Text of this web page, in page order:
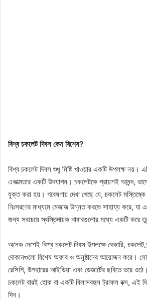
বিশ্ব চকলেট দিবস কেন বিশেষ?
বিশ্ব চকলেট দিবস শুধু মিষ্টি খাওয়ার একটি উপলক্ষ নয়।
একাত্মতার একটি উদযাপন। চকলেটকে প্রায়শই আনন্দ,
যুক্ত করা হয়। গবেষণায় দেখা গেছে যে, চকলেট মস্তিষ্কে
নিঃসরণের মাধ্যমে মেজাজ উন্নত করতে সাহায্য করে, যা
জন্য সবচেয়ে স্বস্তিদায়ক খাবারগুলোর মধ্যে একটি করে
অনেক দেশেই বিশ্ব চকলেট দিবস উপলক্ষে বেকারি, চকলেট
দোকানগুলো বিশেষ অফার ও অনুষ্ঠানের আয়োজন করে।
রেসিপি, উপহারের আইডিয়া এবং ডেজার্টের ছবিতে ভরে
চকলেট বারই হোক বা একটি বিলাসবহুল ট্রাফল বক্স, এই
দিন।